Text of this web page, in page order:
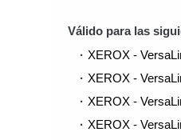
Válido para las
XEROX -
XEROX -
XEROX -
XEROX -